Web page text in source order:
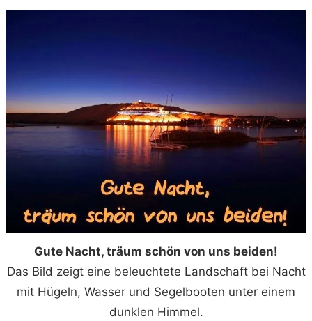
Gute Nacht, träum schön von uns beiden!
Das Bild zeigt eine beleuchtete Landschaft bei Nacht
mit Hügeln, Wasser und Segelbooten unter einem
dunklen Himmel.